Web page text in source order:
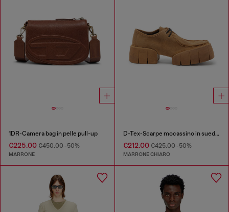
1DR-Camera bag in pelle pull-up
€225.00 €450.00-50%
MARRONE
D-Tex-Scarpe mocassino in suede cerato
€212.00€425.00-50%
MARRONE CHIARO